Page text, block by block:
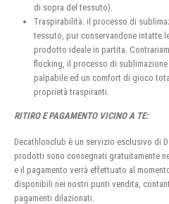
di sopra del tessuto).
Traspirabilità: il processo di
tessuto, pur conservandone intatte
prodotto ideale in partita.
flocking, il processo di
palpabile ed un comfort di gioco
proprietà traspiranti.
RITIRO E PAGAMENTO VICINO A TE:
Decathlonclub è un servizio esclusivo di
prodotti sono consegnati gratuitamente
e il pagamento verrà effettuato al
disponibili nei nostri punti vendita,
pagamenti dilazionati.